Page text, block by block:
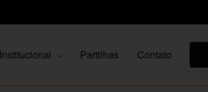
Institucional Partilhas Contato